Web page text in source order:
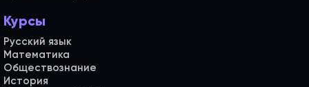
Курсы
Русский язык
Математика
Обществознание
История